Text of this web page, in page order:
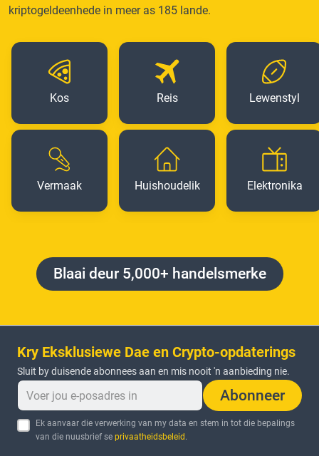
kriptogeldeenhede in meer as 185 lande.
Kos Reis Lewenstyl
Vermaak Huishoudelik Elektronika
Blaai deur 5,000+ handelsmerke
Kry Eksklusiewe Dae en Crypto-opdaterings
Sluit by duisende abonnees aan en mis nooit 'n aanbieding nie.
Abonneer
Ek aanvaar die verwerking van my data en stem in tot die bepalings
van die nuusbrief seprivaatheidsbeleid .